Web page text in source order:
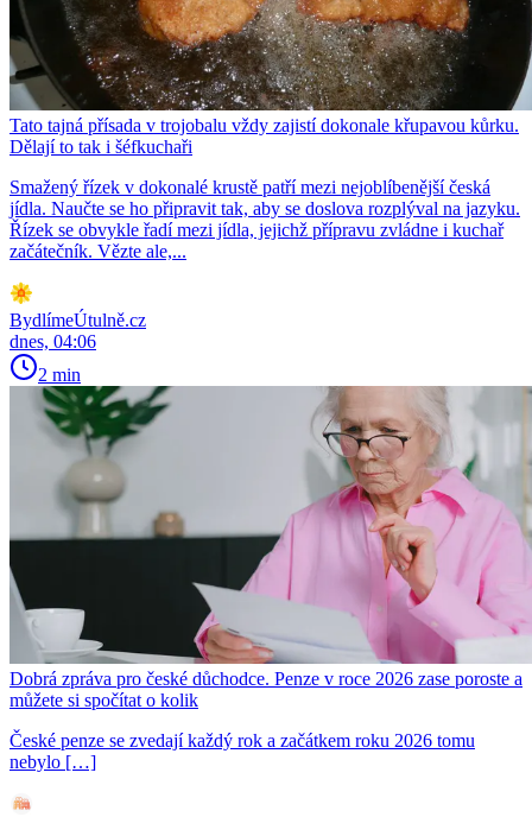
Tato tajná přísada v trojobalu vždy zajistí dokonale křupavou kůrku.
Dělají to tak i šéfkuchaři
Smažený řízek v dokonalé krustě patří mezi nejoblíbenější česká
jídla. Naučte se ho připravit tak, aby se doslova rozplýval na jazyku.
Řízek se obvykle řadí mezi jídla, jejichž přípravu zvládne i kuchař
začátečník. Vězte ale,...
BydlímeÚtulně.cz
dnes, 04:06
2 min
Dobrá zpráva pro české důchodce. Penze v roce 2026 zase poroste a
můžete si spočítat o kolik
České penze se zvedají každý rok a začátkem roku 2026 tomu
nebylo […]